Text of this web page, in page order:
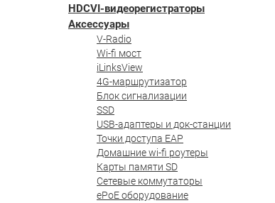
HDCVI-видеорегистраторы
Аксессуары
V-Radio
Wi-fi мост
iLinksView
4G-маршрутизатор
Блок сигнализации
SSD
USB-адаптеры и док-станции
Точки доступа EAP
Домашние wi-fi роутеры
Карты памяти SD
Сетевые коммутаторы
ePoE оборудование